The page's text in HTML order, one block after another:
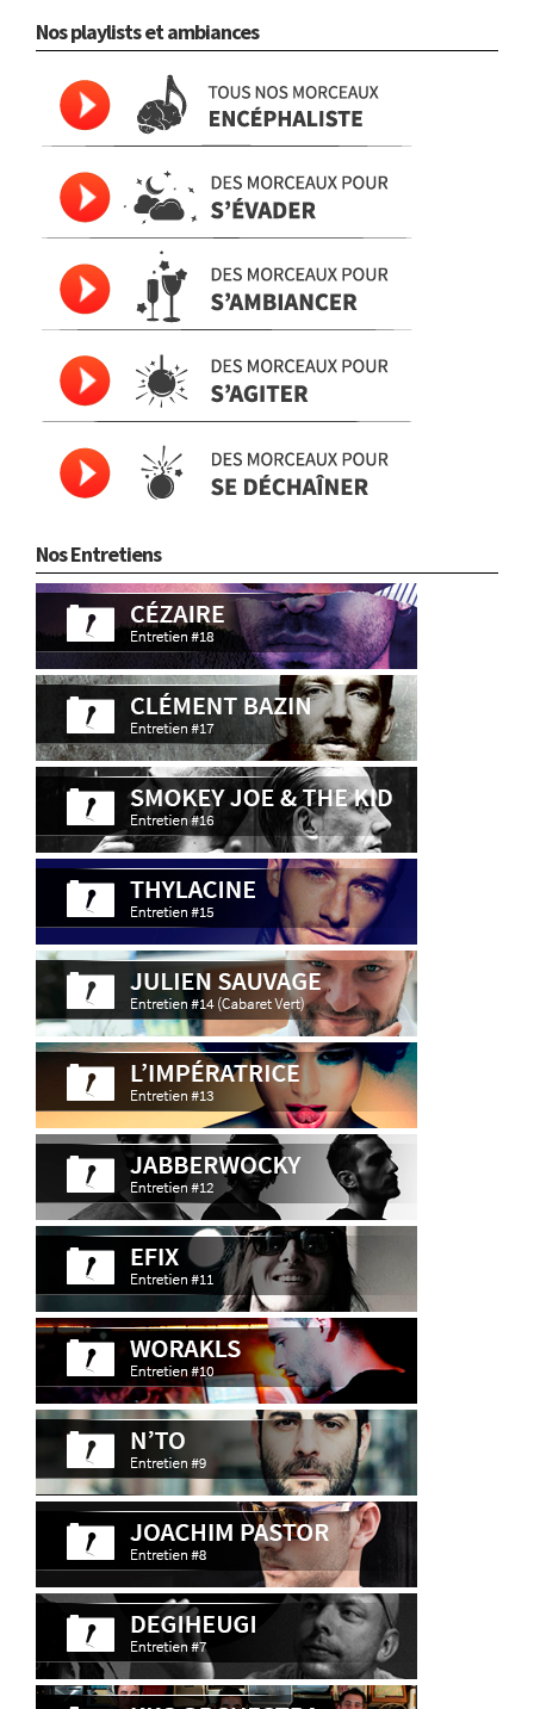
Nos playlists et ambiances
Nos Entretiens